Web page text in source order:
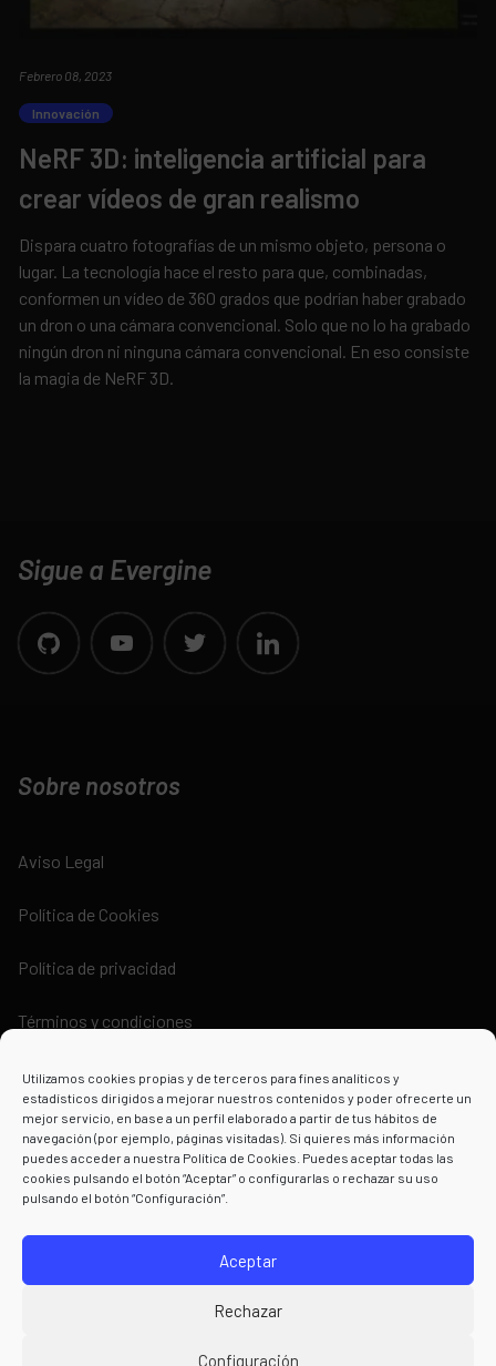
Utilizamos cookies propias y de terceros para fines analíticos y
estadísticos dirigidos a mejorar nuestros contenidos y poder ofrecerte un
mejor servicio, en base a un perfil elaborado a partir de tus hábitos de
navegación (por ejemplo, páginas visitadas). Si quieres más información
puedes acceder a nuestra Política de Cookies. Puedes aceptar todas las
cookies pulsando el botón “Aceptar” o configurarlas o rechazar su uso
pulsando el botón “Configuración”.
Aceptar
Rechazar
Configuración
Febrero 08, 2023
Innovación
NeRF 3D: inteligencia artificial para
crear vídeos de gran realismo
Dispara cuatro fotografías de un mismo objeto, persona o
lugar. La tecnología hace el resto para que, combinadas,
conformen un vídeo de 360 grados que podrían haber grabado
un dron o una cámara convencional. Solo que no lo ha grabado
ningún dron ni ninguna cámara convencional. En eso consiste
la magia de NeRF 3D.
Sigue a Evergine
Sobre nosotros
Aviso Legal
Política de Cookies
Política de privacidad
Términos y condiciones
Powered by